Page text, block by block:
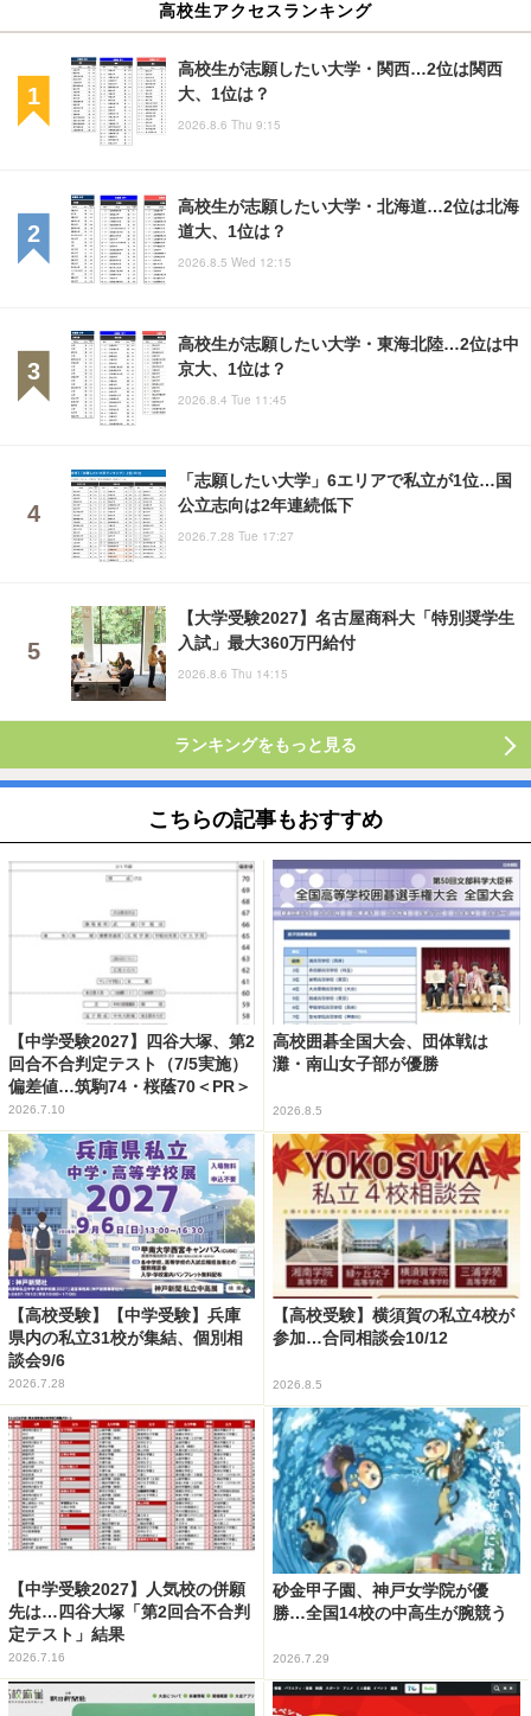
高校生アクセスランキング
高校生が志願したい大学・関西…2位は関西
大、1位は？
2026.8.6 Thu 9:15
高校生が志願したい大学・北海道…2位は北海
道大、1位は？
2026.8.5 Wed 12:15
高校生が志願したい大学・東海北陸…2位は中
京大、1位は？
2026.8.4 Tue 11:45
「志願したい大学」6エリアで私立が1位…国
公立志向は2年連続低下
2026.7.28 Tue 17:27
【大学受験2027】名古屋商科大「特別奨学生
入試」最大360万円給付
2026.8.6 Thu 14:15
ランキングをもっと見る
こちらの記事もおすすめ
【中学受験2027】四谷大塚、第2
回合不合判定テスト（7/5実施）
偏差値…筑駒74・桜蔭70＜PR＞
2026.7.10
高校囲碁全国大会、団体戦は
灘・南山女子部が優勝
2026.8.5
【高校受験】【中学受験】兵庫
県内の私立31校が集結、個別相
談会9/6
2026.7.28
【高校受験】横須賀の私立4校が
参加…合同相談会10/12
2026.8.5
【中学受験2027】人気校の併願
先は…四谷大塚「第2回合不合判
定テスト」結果
2026.7.16
砂金甲子園、神戸女学院が優
勝…全国14校の中高生が腕競う
2026.7.29